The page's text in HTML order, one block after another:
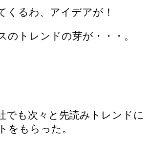
くるわ、アイデアが！
のトレンドの芽が・・・。
でも次々と先読みトレンドに
をもらった。